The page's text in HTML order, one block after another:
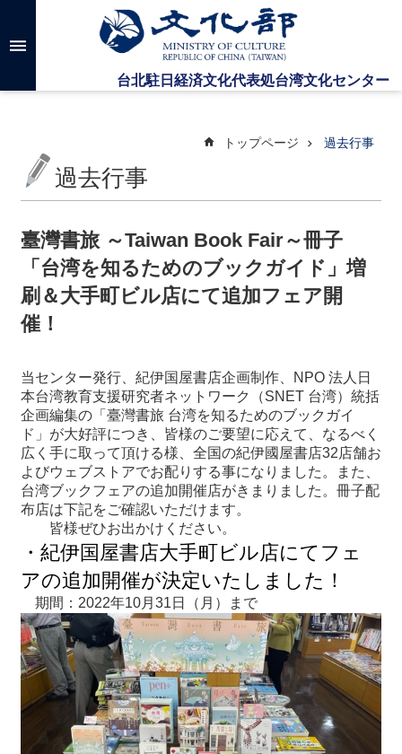
メインのコンテンツブロックにジャンプします
高
検
台
文
化
ン
タ
ー
い
て
最
新
情
報
と
去
行
事
台
トップページ 過去行事
過去行事
臺灣書旅 ～Taiwan Book Fair～冊子
「台湾を知るためのブックガイド」増
刷＆大手町ビル店にて追加フェア開
催！
当センター発行、紀伊国屋書店企画制作、NPO 法人日
本台湾教育支援研究者ネットワーク（SNET 台湾）統括
企画編集の「臺灣書旅 台湾を知るためのブックガイ
ド」が大好評につき、皆様のご要望に応えて、なるべく
広く手に取って頂ける様、全国の紀伊國屋書店32店舗お
よびウェブストアでお配りする事になりました。また、
台湾ブックフェアの追加開催店がきまりました。冊子配
布店は下記をご確認いただけます。
皆様ぜひお出かけください。
・紀伊国屋書店大手町ビル店にてフェ
アの追加開催が決定いたしました！
期間：2022年10月31日（月）まで